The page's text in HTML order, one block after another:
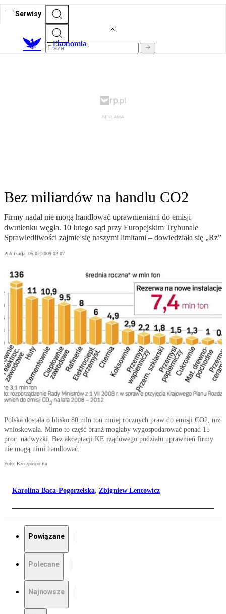
Serwisy
Ekonomia
Bez miliardów na handlu CO2
Firmy nadal nie mogą handlować uprawnieniami do emisji
dwutlenku węgla. 10 lutego sąd przy Europejskim Trybunale
Sprawiedliwości zajmie się naszymi limitami – dowiedziała się „Rz”
Publikacja: 05.02.2009 02:07
Polska dostała o blisko 80 mln ton mniej rocznych praw do emisji CO2, niż
wnioskowała. Mimo to część branż mogłaby wygospodarować ponad 15
proc. nadwyżki. Bez akceptacji KE rządowego podziału uprawnień firmy
nie mogą nimi handlować.
Foto: Rzeczpospolita
Karolina Baca-Pogorzelska, Zbigniew Lentowicz
Powiązane
Polecane
Najnowsze